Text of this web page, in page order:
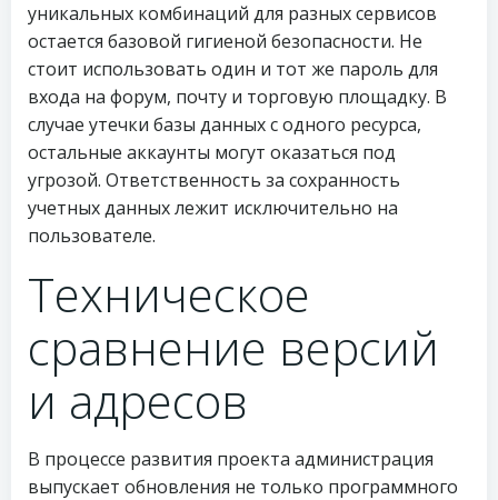
уникальных комбинаций для разных сервисов
остается базовой гигиеной безопасности. Не
стоит использовать один и тот же пароль для
входа на форум, почту и торговую площадку. В
случае утечки базы данных с одного ресурса,
остальные аккаунты могут оказаться под
угрозой. Ответственность за сохранность
учетных данных лежит исключительно на
пользователе.
Техническое
сравнение версий
и адресов
В процессе развития проекта администрация
выпускает обновления не только программного